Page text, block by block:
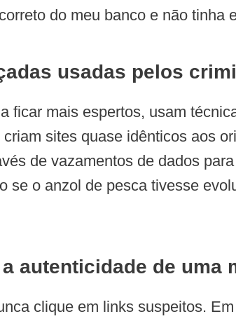
do meu banco e não tinha
usadas pelos
ficar mais espertos, usam
sites quase idênticos aos
de vazamentos de dados
se o anzol de pesca tivesse
autenticidade de uma
clique em links suspeitos.